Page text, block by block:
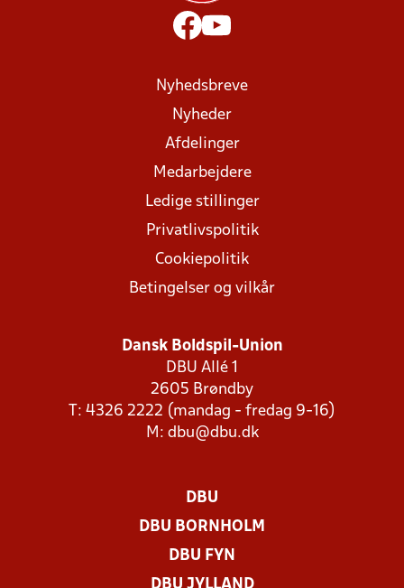
Nyhedsbreve
Nyheder
Afdelinger
Medarbejdere
Ledige stillinger
Privatlivspolitik
Cookiepolitik
Betingelser og vilkår
Dansk Boldspil-Union
DBU Allé 1
2605 Brøndby
T: 4326 2222 (mandag - fredag 9-16)
M: dbu@dbu.dk
DBU
DBU BORNHOLM
DBU FYN